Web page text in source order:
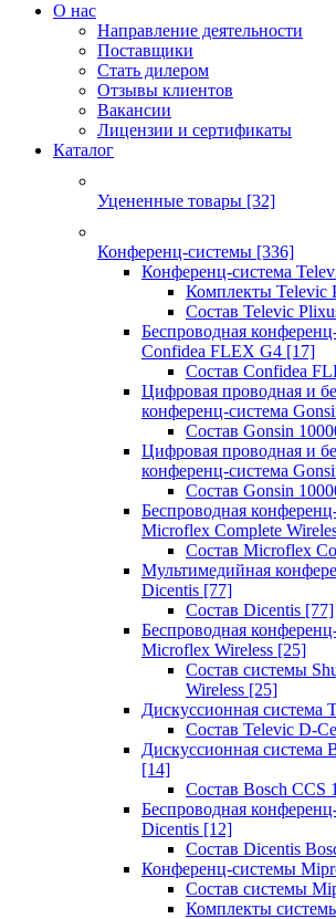
О нас
Направление деятельности
Поставщики
Стать дилером
Отзывы клиентов
Вакансии
Лицензии и сертификаты
Каталог
Уцененные товары [32]
Конференц-системы [336]
Конференц-система
Комплекты Televic
Состав Televic
Беспроводная
Confidea FLEX G4 [17]
Состав Confidea
Цифровая проводная и
конференц-система
Состав Gonsin
Цифровая проводная и
конференц-система
Состав Gonsin
Беспроводная
Microflex Complete
Состав Microflex
Мультимедийная
Dicentis [77]
Состав Dicentis [77]
Беспроводная
Microflex Wireless [25]
Состав системы
Wireless [25]
Дискуссионная система
Состав Televic D-
Дискуссионная система
[14]
Состав Bosch CCS
Беспроводная
Dicentis [12]
Состав Dicentis
Конференц-системы
Состав системы
Комплекты